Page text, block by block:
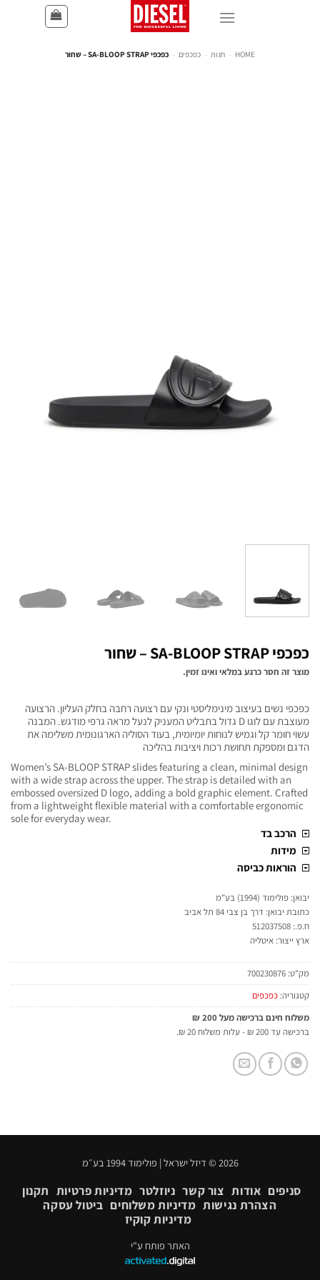
HOME
- חנות - כפכפים - כפכפי SA-BLOOP STRAP – שחור
כפכפי SA-BLOOP STRAP – שחור
מוצר זה חסר כרגע במלאי ואינו זמין.
כפכפי נשים בעיצוב מינימליסטי ונקי עם רצועה רחבה בחלק העליון. הרצועה
מעוצבת עם לוגו D גדול בתבליט המעניק לנעל מראה גרפי מודגש. המבנה
עשוי חומר קל וגמיש לנוחות יומיומית, בעוד הסוליה הארגונומית משלימה את
הדגם ומספקת תחושת רכות ויציבות בהליכה
Women’s SA-BLOOP STRAP slides featuring a clean, minimal design
with a wide strap across the upper. The strap is detailed with an
embossed oversized D logo, adding a bold graphic element. Crafted
from a lightweight flexible material with a comfortable ergonomic
sole for everyday wear.
הרכב בד
מידות
הוראות כביסה
יבואן: פולימוד (1994) בע"מ
כתובת יבואן: דרך בן צבי 84 תל אביב
ח.פ.: 512037508
ארץ ייצור: איטליה
מק"ט: 700230876
קטגוריה: כפכפים
משלוח חינם ברכישה מעל 200 ₪
ברכישה עד 200 ₪ - עלות משלוח 20 ₪.
2026 © דיזל ישראל | פולימוד 1994 בע״מ
סניפים אודות צור קשר ניוזלטר מדיניות פרטיות תקנון
הצהרת נגישות מדיניות משלוחים ביטול עסקה
מדיניות קוקיז
האתר פותח ע"י